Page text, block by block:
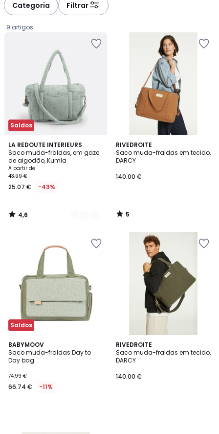
Categoria Filtrar
9 artigos
Saldos
LA REDOUTE INTERIEURS
Saco muda-fraldas, em gaze
de algodão, Kumla
Preço
a
partir
25.07
€
43%
desconto
aplicado.
A partir de
43.99 €
25.07 € -43%
4,6
/ 5
3
Cores
4,6
/
RIVEDROITE
Saco muda-fraldas em tecido,
DARCY
140.00 €
5
/
5
5
/
Saldos
BABYMOOV
Saco muda-fraldas Day to
Day bag
74.99 €
66.74 € -11%
RIVEDROITE
Saco muda-fraldas em tecido,
DARCY
140.00 €